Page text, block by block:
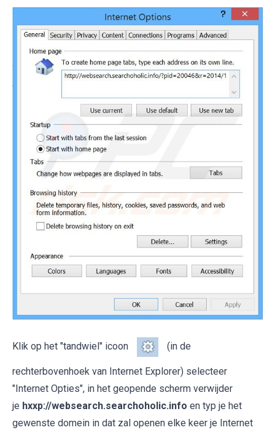
Klik op het "tandwiel" icoon (in de
rechterbovenhoek van Internet Explorer) selecteer
"Internet Opties", in het geopende scherm verwijder
je hxxp://websearch.searchoholic.info en typ je het
gewenste domein in dat zal openen elke keer je Internet